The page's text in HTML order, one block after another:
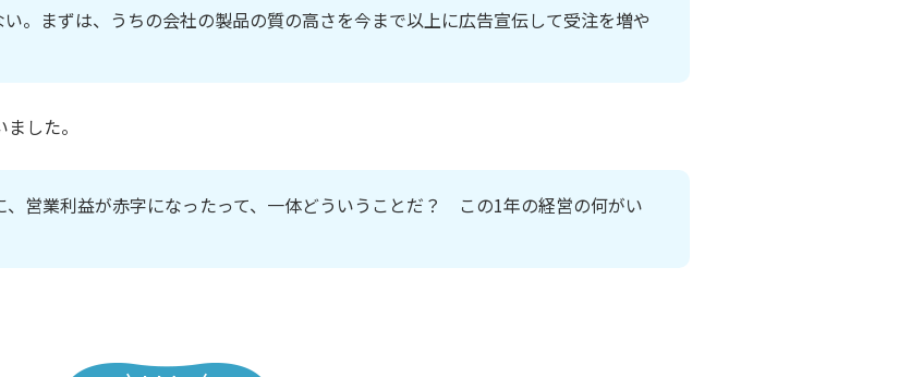
。まずは、うちの会社の製品の質の高さを今まで以上に広告宣伝して受注を増や
した。
、営業利益が赤字になったって、一体どういうことだ？ この1年の経営の何がい